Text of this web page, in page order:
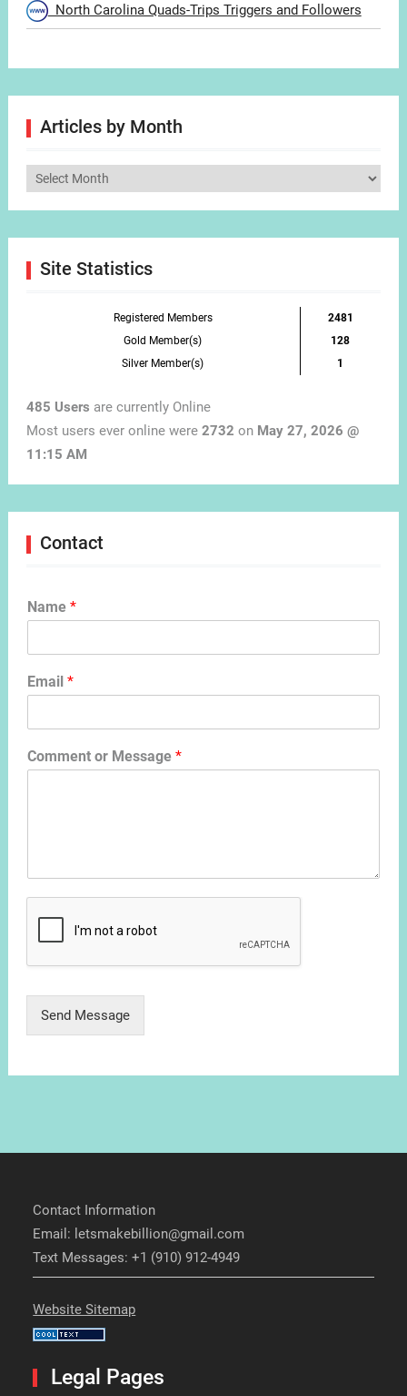
North Carolina Quads-Trips Triggers and Followers
Articles by Month
Articles
Site Statistics
Registered Members
2481
Gold Member(s)
128
Silver Member(s)
1
485 Users are currently Online
Most users ever online were 2732 on May 27, 2026 @
11:15 AM
Contact
Name *
Email *
Comment or Message *
Send Message
Contact Information
Email: letsmakebillion@gmail.com
Text Messages: +1 (910) 912-4949
Website Sitemap
Legal Pages